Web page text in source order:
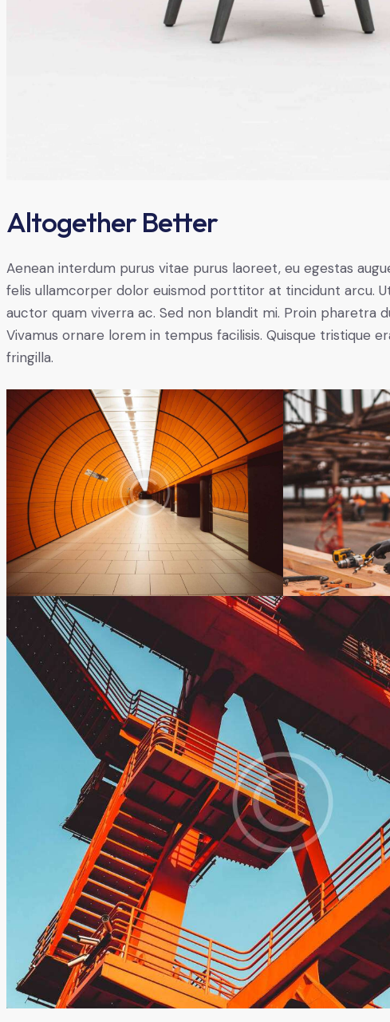
Altogether Better
Aenean interdum purus vitae purus laoreet, eu egestas
felis ullamcorper dolor euismod porttitor at tincidunt arcu.
auctor quam viverra ac. Sed non blandit mi. Proin pharetra
Vivamus ornare lorem in tempus facilisis. Quisque tristique
fringilla.